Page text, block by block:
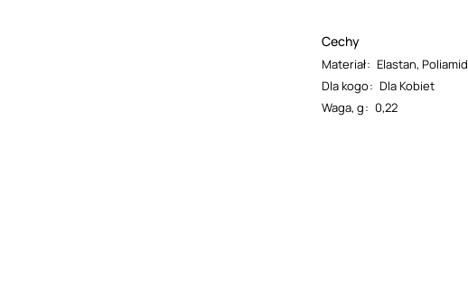
Cechy
Materiał: Elastan, Poliamid
Dla kogo: Dla Kobiet
Waga, g: 0,22